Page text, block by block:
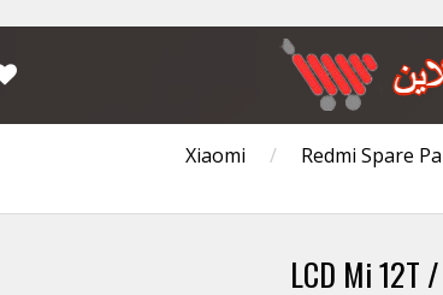
/ Redmi Spare
LCD Mi 12T